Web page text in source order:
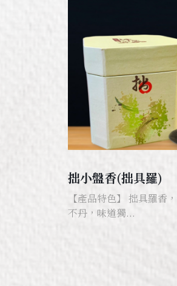
拙小盤香(拙具羅)
【產品特色】 拙具羅香
不丹，味道獨...